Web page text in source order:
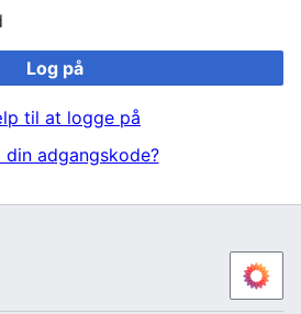
Log på
til at logge på
din adgangskode?